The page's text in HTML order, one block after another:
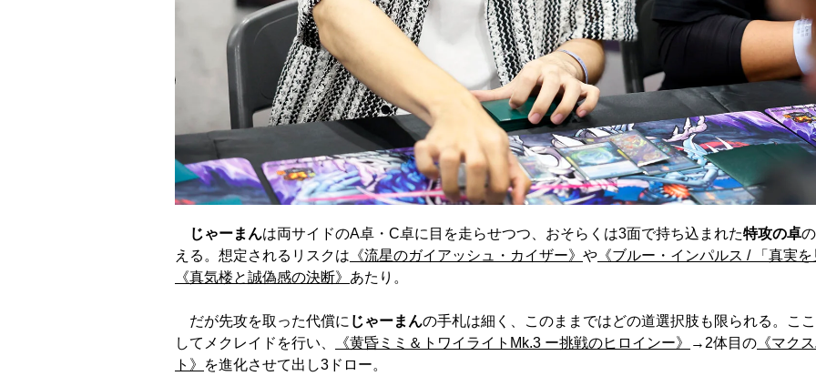
じゃーまんは両サイドのA卓・C卓に目を走らせつつ、おそらくは3面で持ち込まれた特攻の卓
える。想定されるリスクは 《流星のガイアッシュ・カイザー》 や 《ブルー・インパルス / 「真実
《真気楼と誠偽感の決断》 あたり。
だが先攻を取った代償に じゃーまんの手札は細く、このままではどの道選択肢も限られる。こ
してメクレイドを行い、
《黄昏ミミ＆トワイライトMk.3 ー挑戦のヒロインー》 →2体目の 《マク
ト》
を進化させて出し3ドロー。